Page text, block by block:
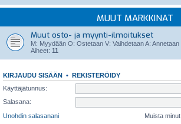
MUUT MARKKINAT
Muut osto- ja myynti-ilmoitukset
M: Myydään O: Ostetaan V: Vaihdetaan A: Annetaan
Aiheet: 11
KIRJAUDU SISÄÄN • REKISTERÖIDY
Käyttäjätunnus:
Salasana:
Unohdin salasanani
Muista minut